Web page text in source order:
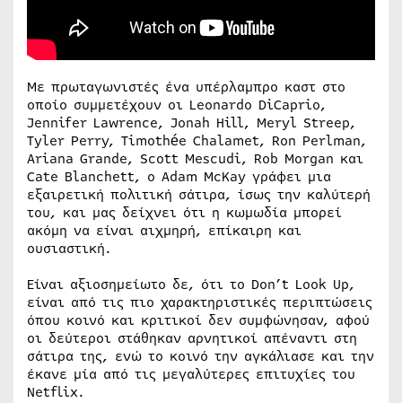
Με πρωταγωνιστές ένα υπέρλαμπρο καστ στο
οποίο συμμετέχουν οι Leonardo DiCaprio,
Jennifer Lawrence, Jonah Hill, Meryl Streep,
Tyler Perry, Timothée Chalamet, Ron Perlman,
Ariana Grande, Scott Mescudi, Rob Morgan και
Cate Blanchett, ο Adam McKay γράφει μια
εξαιρετική πολιτική σάτιρα, ίσως την καλύτερή
του, και μας δείχνει ότι η κωμωδία μπορεί
ακόμη να είναι αιχμηρή, επίκαιρη και
ουσιαστική.
Είναι αξιοσημείωτο δε, ότι το Don’t Look Up,
είναι από τις πιο χαρακτηριστικές περιπτώσεις
όπου κοινό και κριτικοί δεν συμφώνησαν, αφού
οι δεύτεροι στάθηκαν αρνητικοί απέναντι στη
σάτιρα της, ενώ το κοινό την αγκάλιασε και την
έκανε μία από τις μεγαλύτερες επιτυχίες του
Netflix.